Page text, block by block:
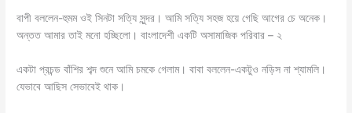
বাপী বললেন-হুমম ওই সিনটা সত্যি সুন্দর। আমি সত্যি সহজ হয়ে গেছি আগের চে অনেক।
অন্তত আমার তাই মনো হচ্ছিলো। বাংলাদেশী একটি অসামাজিক পরিবার – ২
একটা প্রচন্ড বাঁশির শব্দ শুনে আমি চমকে গেলাম। বাবা বললেন-একটুও নড়িস না শ্যামলি।
যেভাবে আছিস সেভাবেই থাক।